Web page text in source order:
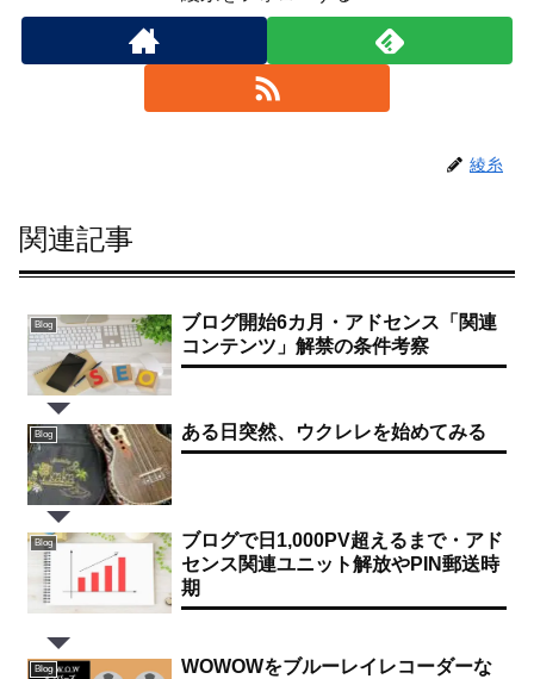
綾糸
関連記事
Blog
ブログ開始6カ月・アドセンス「関連
コンテンツ」解禁の条件考察
Blog ある日突然、ウクレレを始めてみる
Blog
ブログで日1,000PV超えるまで・アド
センス関連ユニット解放やPIN郵送時
期
Blog
WOWOWをブルーレイレコーダーな